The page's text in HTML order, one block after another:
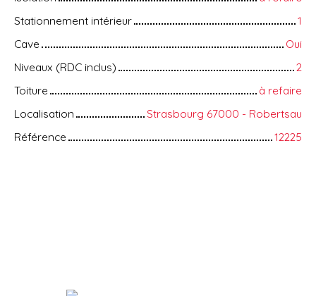
Stationnement intérieur
1
Cave
Oui
Niveaux (RDC inclus)
2
Toiture
à refaire
Localisation
Strasbourg 67000 - Robertsau
Référence
12225